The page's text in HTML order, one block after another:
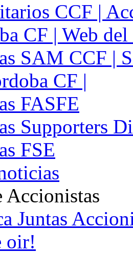
CCF |
CF | Web
SAM CCF |
CF |
FASFE
Supporters
FSE
Accionistas
Juntas
oir!